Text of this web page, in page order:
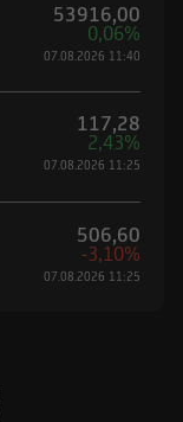
53916,00
0,06%
07.08.2026 11:40
117,28
2,43%
07.08.2026 11:25
506,60
-3,10%
07.08.2026 11:25